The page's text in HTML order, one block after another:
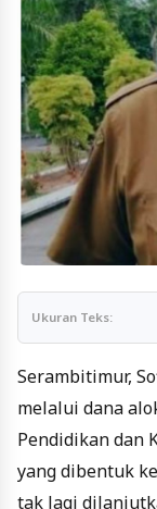
Ukuran Teks:
Serambitimur,
melalui dana
Pendidikan dan
yang dibentuk
tak lagi